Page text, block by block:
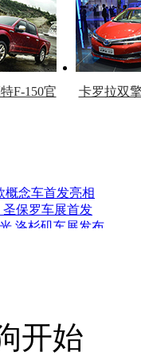
产
官
F-150官
卡罗拉双
乳无惧
光
概念车首发亮相
保罗车展首发
洛杉矶车展发布
开始